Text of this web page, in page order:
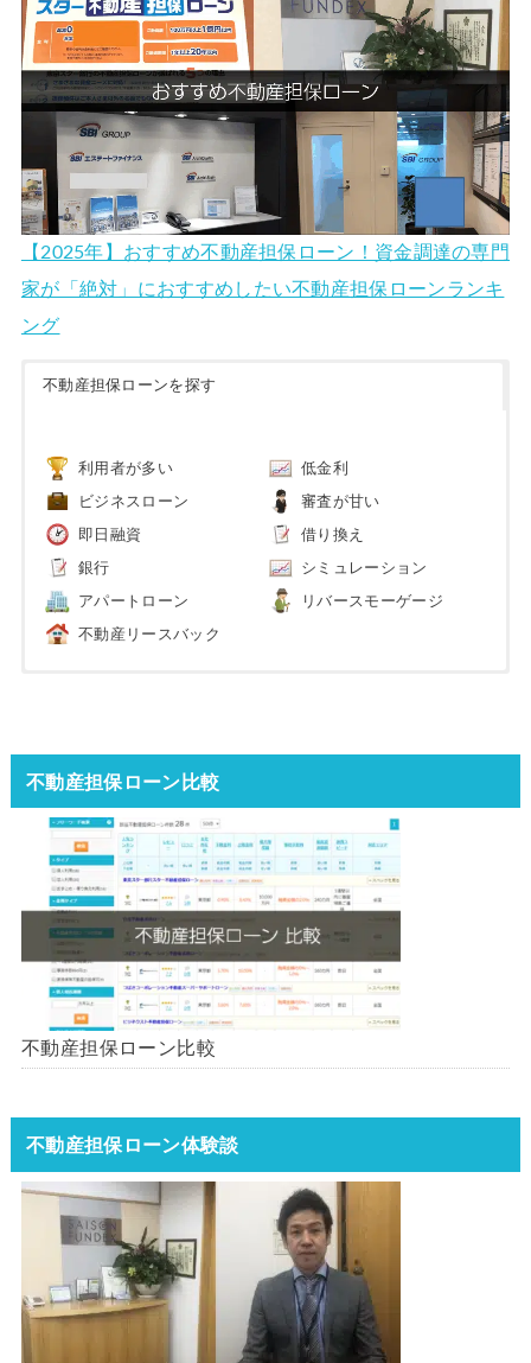
【2025年】おすすめ不動産担保ローン！資金調達の専門
家が「絶対」におすすめしたい不動産担保ローンランキ
ング
不動産担保ローンを探す
利用者が多い 低金利
ビジネスローン 審査が甘い
即日融資 借り換え
銀行 シミュレーション
アパートローン リバースモーゲージ
不動産リースバック
不動産担保ローン比較
不動産担保ローン比較
不動産担保ローン体験談